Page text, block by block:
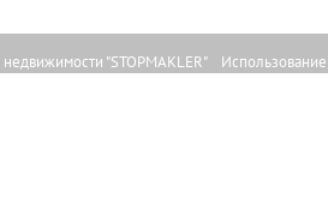
"STOPMAKLER"